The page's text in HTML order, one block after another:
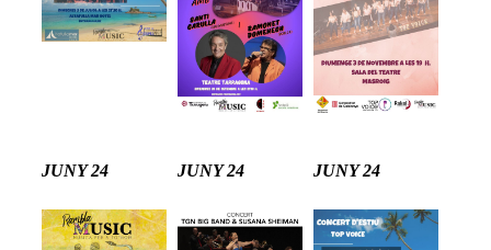
JUNY 24 JUNY 24 JUNY 24